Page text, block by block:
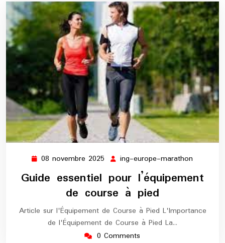
08 novembre 2025 08
2025
ing-europe-marathon
europe-
marathon
Guide essentiel pour l’équipement
de course à pied
Article sur l'Équipement de Course à Pied L'Importance
de l'Équipement de Course à Pied La…
0 Comments